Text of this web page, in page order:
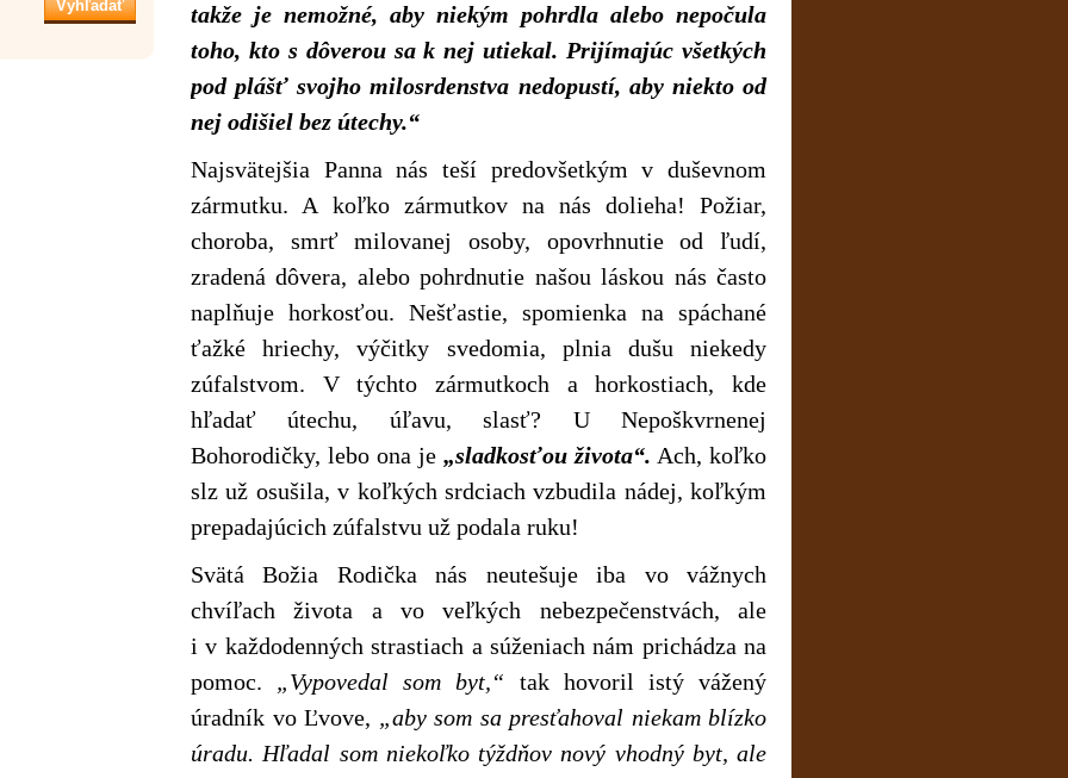
takže je nemožné, aby niekým pohrdla alebo nepočula
toho, kto s dôverou sa k nej utiekal. Prijímajúc všetkých
pod plášť svojho milosrdenstva nedopustí, aby niekto od
nej odišiel bez útechy.“
Najsvätejšia Panna nás teší predovšetkým v duševnom
zármutku. A koľko zármutkov na nás dolieha! Požiar,
choroba, smrť milovanej osoby, opovrhnutie od ľudí,
zradená dôvera, alebo pohrdnutie našou láskou nás často
naplňuje horkosťou. Nešťastie, spomienka na spáchané
ťažké hriechy, výčitky svedomia, plnia dušu niekedy
zúfalstvom. V týchto zármutkoch a horkostiach, kde
hľadať útechu, úľavu, slasť? U Nepoškvrnenej
Bohorodičky, lebo ona je „sladkosťou života“. Ach, koľko
slz už osušila, v koľkých srdciach vzbudila nádej, koľkým
prepadajúcich zúfalstvu už podala ruku!
Svätá Božia Rodička nás neutešuje iba vo vážnych
chvíľach života a vo veľkých nebezpečenstvách, ale
i v každodenných strastiach a súženiach nám prichádza na
pomoc. „Vypovedal som byt,“ tak hovoril istý vážený
úradník vo Ľvove, „aby som sa presťahoval niekam blízko
úradu. Hľadal som niekoľko týždňov nový vhodný byt, ale